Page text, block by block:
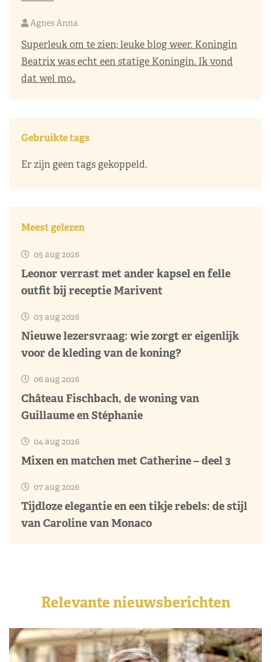
Agnes Anna
Superleuk om te zien; leuke blog weer. Koningin
Beatrix was echt een statige Koningin. Ik vond
dat wel mo..
Gebruikte tags
Er zijn geen tags gekoppeld.
Meest gelezen
05 aug 2026
Leonor verrast met ander kapsel en felle
outfit bij receptie Marivent
03 aug 2026
Nieuwe lezersvraag: wie zorgt er eigenlijk
voor de kleding van de koning?
06 aug 2026
Château Fischbach, de woning van
Guillaume en Stéphanie
04 aug 2026
Mixen en matchen met Catherine – deel 3
07 aug 2026
Tijdloze elegantie en een tikje rebels: de stijl
van Caroline van Monaco
Relevante nieuwsberichten